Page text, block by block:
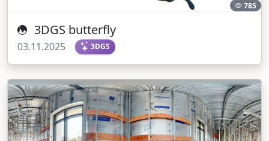
785
3DGS butterfly
03.11.2025 3DGS